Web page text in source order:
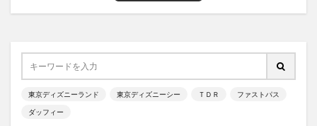
東京ディズニーランド 東京ディズニーシー ＴＤＲ ファストパス
ダッフィー